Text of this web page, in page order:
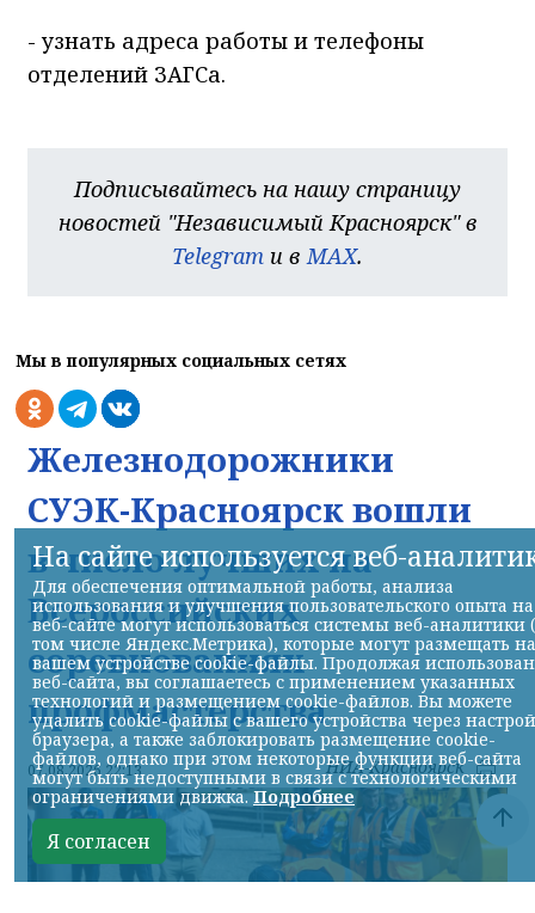
- узнать адреса работы и телефоны
отделений ЗАГСа.
Подписывайтесь на нашу страницу
новостей "Независимый Красноярск" в
Telegram и вMAX.
Мы в популярных социальных сетях
Железнодорожники
СУЭК-Красноярск вошли
в число лучших на
Всероссийских
соревнованиях
профмастерства
07.08.2026 22:13 НИА-Красноярск
На сайте используется веб-
Для обеспечения оптимальной работы, анализа
использования и улучшения пользовательского опыта на
веб-сайте могут использоваться системы веб-аналитики
том числе Яндекс.Метрика), которые могут размещать на
вашем устройстве cookie-файлы. Продолжая
веб-сайта, вы соглашаетесь с применением указанных
технологий и размещением cookie-файлов. Вы можете
удалить cookie-файлы с вашего устройства через
браузера, а также заблокировать размещение cookie-
файлов, однако при этом некоторые функции веб-сайта
могут быть недоступными в связи с технологическими
ограничениями движка.Подробнее
Я согласен